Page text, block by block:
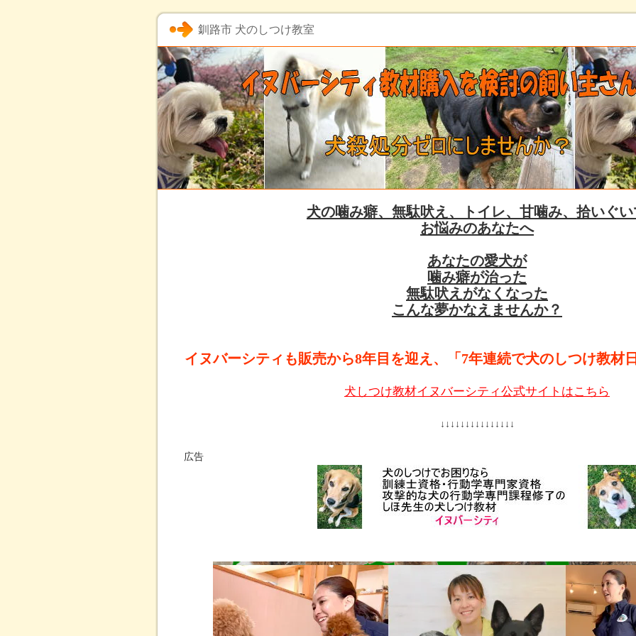
釧路市 犬のしつけ教室
犬の噛み癖、無駄吠え、トイレ、甘噛み、拾いぐい
お悩みのあなたへ
あなたの愛犬が
噛み癖が治った
無駄吠えがなくなった
こんな夢かなえませんか？
イヌバーシティも販売から8年目を迎え、「7年連続で犬のしつけ教材
犬しつけ教材イヌバーシティ公式サイトはこちら
↓↓↓↓↓↓↓↓↓↓↓↓↓↓↓
広告